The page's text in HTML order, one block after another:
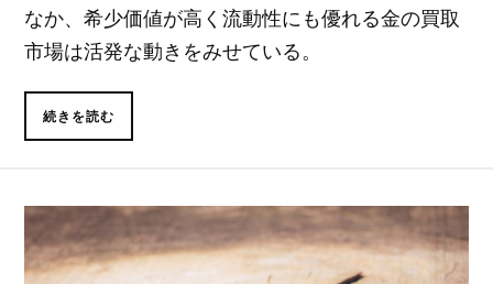
なか、希少価値が高く流動性にも優れる金の買取
市場は活発な動きをみせている。
続きを読む